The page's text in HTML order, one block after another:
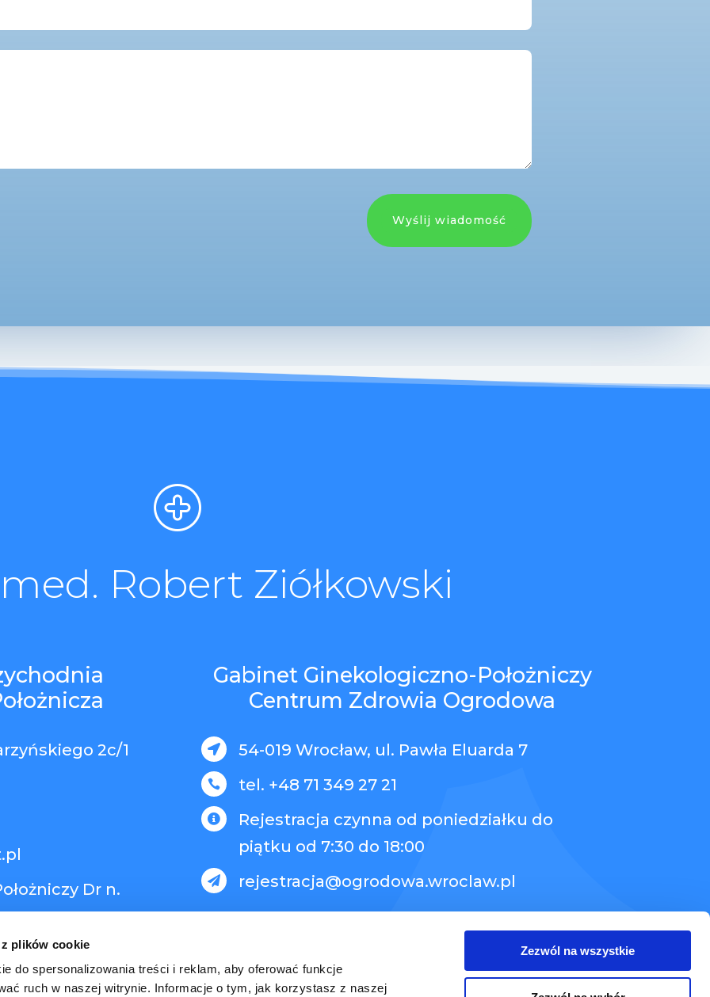
plików cookie
do spersonalizowania treści i reklam, aby oferować funkcje
ruch w naszej witrynie. Informacje o tym, jak korzystasz z naszej
Zezwól na wszystkie
Wyślij wiadomość
Robert Ziółkowski
2c/1
Dr n.
Gabinet Ginekologiczno-Położniczy
Centrum Zdrowia Ogrodowa
 54-019 Wrocław, ul. Pawła Eluarda 7
 tel. +48 71 349 27 21

Rejestracja czynna od poniedziałku do
piątku od 7:30 do 18:00
 rejestracja@ogrodowa.wroclaw.pl